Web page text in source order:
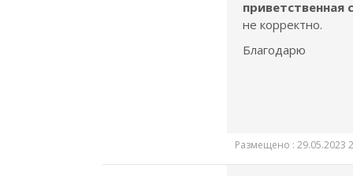
приветственная
не корректно.
Благодарю
Размещено : 29.05.2023